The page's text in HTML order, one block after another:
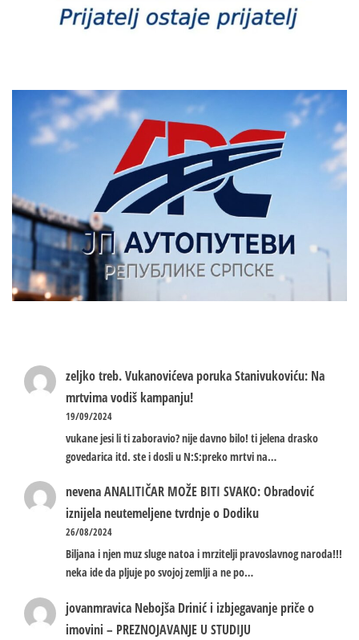
zeljko treb.Vukanovićeva poruka Stanivukoviću: Na
mrtvima vodiš kampanju!
19/09/2024
vukane jesi li ti zaboravio? nije davno bilo! ti jelena drasko
govedarica itd. ste i dosli u N:S:preko mrtvi na…
nevenaANALITIČAR MOŽE BITI SVAKO: Obradović
iznijela neutemeljene tvrdnje o Dodiku
26/08/2024
Biljana i njen muz sluge natoa i mrzitelji pravoslavnog naroda!!!
neka ide da pljuje po svojoj zemlji a ne po…
jovanmravica Nebojša Drinić i izbjegavanje priče o
imovini – PREZNOJAVANJE U STUDIJU